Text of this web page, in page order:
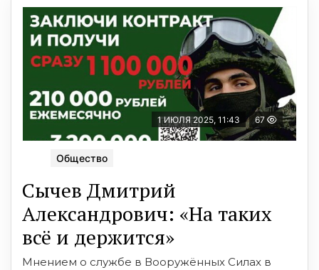
1 ИЮЛЯ 2025, 11:43 67
Общество
Сычев Дмитрий
Александрович: «На таких
всё и держится»
Мнением о службе в Вооружённых Силах в